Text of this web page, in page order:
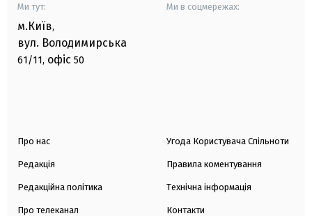
Ми тут:
м.Київ,
вул. Володимирська
61/11, офіс 50
Ми в соцмережах:
Про нас
Редакція
Редакційна політика
Про телеканал
Угода Користувача Спільноти
Правила коментування
Технічна інформація
Контакти